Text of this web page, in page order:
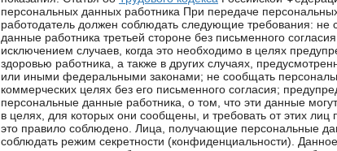
персональных данных работника При передаче
работодатель должен соблюдать следующие требования: не
данные работника третьей стороне без письменного
исключением случаев, когда это необходимо в целях
здоровью работника, а также в других случаях,
или иными федеральными законами; не сообщать
коммерческих целях без его письменного согласия;
персональные данные работника, о том, что эти данные
в целях, для которых они сообщены, и требовать от этих лиц
это правило соблюдено. Лица, получающие персональные
соблюдать режим секретности (конфиденциальности).